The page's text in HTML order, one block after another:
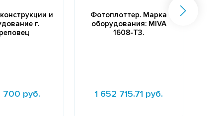
и
г.
700 руб.
Фотоплоттер. Марка
оборудования: MIVA
1608-T3.
1 652 715.71 руб.